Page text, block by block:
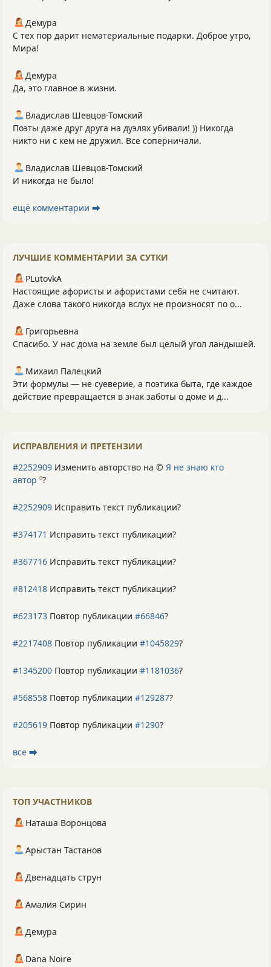
Демура
С тех пор дарит нематериальные подарки. Доброе утро,
Мира!
Демура
Да, это главное в жизни.
Владислав Шевцов-Томский
Поэты даже друг друга на дуэлях убивали! )) Никогда
никто ни с кем не дружил. Все соперничали.
Владислав Шевцов-Томский
И никогда не было!
ещё комментарии ⮕
ЛУЧШИЕ КОММЕНТАРИИ ЗА СУТКИ
PLutоvkА
Настоящие афористы и афористами себя не считают.
Даже слова такого никогда вслух не произносят по о...
Григорьевна
Спасибо. У нас дома на земле был целый угол ландышей.
Михаил Палецкий
Эти формулы — не суеверие, а поэтика быта, где каждое
действие превращается в знак заботы о доме и д...
ИСПРАВЛЕНИЯ И ПРЕТЕНЗИИ
#2252909 Изменить авторство на © Я не знаю кто
автор 0?
#2252909 Исправить текст публикации?
#374171 Исправить текст публикации?
#367716 Исправить текст публикации?
#812418 Исправить текст публикации?
#623173 Повтор публикации #66846?
#2217408 Повтор публикации #1045829?
#1345200 Повтор публикации #1181036?
#568558 Повтор публикации #129287?
#205619 Повтор публикации #1290?
все ⮕
ТОП УЧАСТНИКОВ
Наташа Воронцова
Арыстан Тастанов
Двенадцать струн
Амалия Сирин
Демура
Dana Noire